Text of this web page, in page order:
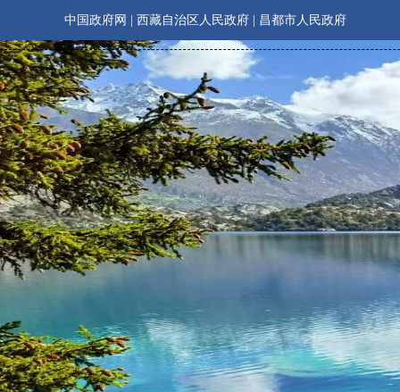
中国政府网 西藏自治区人民政府 昌都市人民政府